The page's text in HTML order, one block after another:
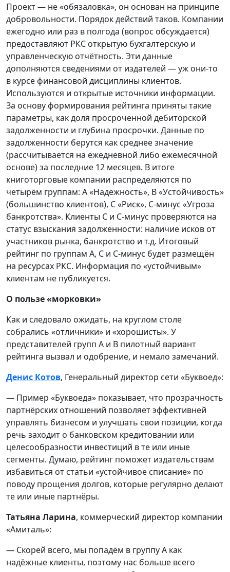
Проект — не «обязаловка», он основан на принципе
добровольности. Порядок действий таков. Компании
ежегодно или раз в полгода (вопрос обсуждается)
предоставляют РКС открытую бухгалтерскую и
управленческую отчётность. Эти данные
дополняются сведениями от издателей — уж они-то
в курсе финансовой дисциплины клиентов.
Используются и открытые источники информации.
За основу формирования рейтинга приняты такие
параметры, как доля просроченной дебиторской
задолженности и глубина просрочки. Данные по
задолженности берутся как среднее значение
(рассчитывается на ежедневной либо ежемесячной
основе) за последние 12 месяцев. В итоге
книготорговые компании распределяются по
четырём группам: А «Надёжность», В «Устойчивость»
(большинство клиентов), С «Риск», С-минус «Угроза
банкротства». Клиенты С и С-минус проверяются на
статус взыскания задолженности: наличие исков от
участников рынка, банкротство и т.д. Итоговый
рейтинг по группам А, С и С-минус будет размещён
на ресурсах РКС. Информация по «устойчивым»
клиентам не публикуется.
О пользе «морковки»
Как и следовало ожидать, на круглом столе
собрались «отличники» и «хорошисты». У
представителей групп А и В пилотный вариант
рейтинга вызвал и одобрение, и немало замечаний.
Денис Котов, Генеральный директор сети «Буквоед»:
— Пример «Буквоеда» показывает, что прозрачность
партнёрских отношений позволяет эффективней
управлять бизнесом и улучшать свои позиции, когда
речь заходит о банковском кредитовании или
целесообразности инвестиций в те или иные
сегменты. Думаю, рейтинг поможет издательствам
избавиться от статьи «устойчивое списание» по
поводу прощения долгов, которые регулярно делают
те или иные партнёры.
Татьяна Ларина, коммерческий директор компании
«Амиталь»:
— Скорей всего, мы попадём в группу А как
надёжные клиенты, поэтому нас больше всего